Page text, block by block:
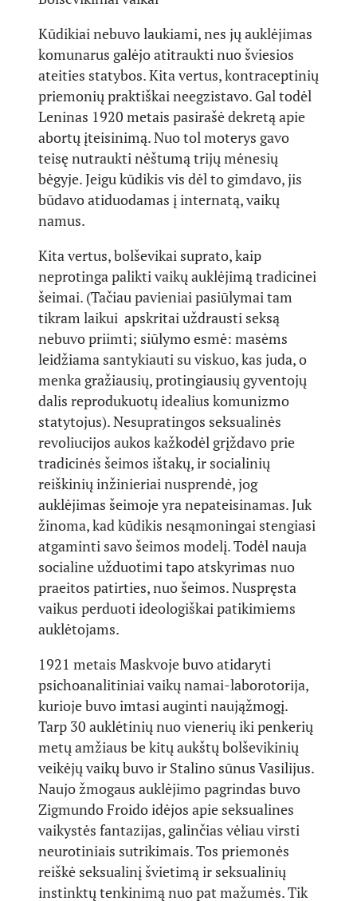
Kūdikiai nebuvo laukiami, nes jų auklėjimas
komunarus galėjo atitraukti nuo šviesios
ateities statybos. Kita vertus, kontraceptinių
priemonių praktiškai neegzistavo. Gal todėl
Leninas 1920 metais pasirašė dekretą apie
abortų įteisinimą. Nuo tol moterys gavo
teisę nutraukti nėštumą trijų mėnesių
bėgyje. Jeigu kūdikis vis dėl to gimdavo, jis
būdavo atiduodamas į internatą, vaikų
namus.
Kita vertus, bolševikai suprato, kaip
neprotinga palikti vaikų auklėjimą tradicinei
šeimai. (Tačiau pavieniai pasiūlymai tam
tikram laikui apskritai uždrausti seksą
nebuvo priimti; siūlymo esmė: masėms
leidžiama santykiauti su viskuo, kas juda, o
menka gražiausių, protingiausių gyventojų
dalis reprodukuotų idealius komunizmo
statytojus). Nesupratingos seksualinės
revoliucijos aukos kažkodėl grįždavo prie
tradicinės šeimos ištakų, ir socialinių
reiškinių inžinieriai nusprendė, jog
auklėjimas šeimoje yra nepateisinamas. Juk
žinoma, kad kūdikis nesąmoningai stengiasi
atgaminti savo šeimos modelį. Todėl nauja
socialine užduotimi tapo atskyrimas nuo
praeitos patirties, nuo šeimos. Nuspręsta
vaikus perduoti ideologiškai patikimiems
auklėtojams.
1921 metais Maskvoje buvo atidaryti
psichoanalitiniai vaikų namai-laborotorija,
kurioje buvo imtasi auginti naująžmogį.
Tarp 30 auklėtinių nuo vienerių iki penkerių
metų amžiaus be kitų aukštų bolševikinių
veikėjų vaikų buvo ir Stalino sūnus Vasilijus.
Naujo žmogaus auklėjimo pagrindas buvo
Zigmundo Froido idėjos apie seksualines
vaikystės fantazijas, galinčias vėliau virsti
neurotiniais sutrikimais. Tos priemonės
reiškė seksualinį švietimą ir seksualinių
instinktų tenkinimą nuo pat mažumės. Tik